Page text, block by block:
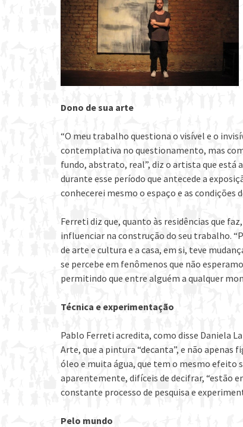
Dono de sua arte
“O meu trabalho questiona o visível e o
contemplativa no questionamento, mas
fundo, abstrato, real”, diz o artista que está
durante esse período que antecede a
conhecerei mesmo o espaço e as
Ferreti diz que, quanto às residências que
influenciar na construção do seu trabalho.
de arte e cultura e a casa, em si, teve
se percebe em fenômenos que não
permitindo que entre alguém a qualquer
Técnica e experimentação
Pablo Ferreti acredita, como disse Daniela
Arte, que a pintura “decanta”, e não
óleo e muita água, que tem o mesmo efeito
aparentemente, difíceis de decifrar, “estão
constante processo de pesquisa e
Pelo mundo